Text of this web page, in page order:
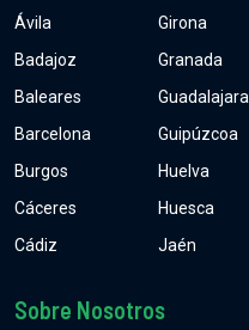
Ávila
Badajoz
Baleares
Barcelona
Burgos
Cáceres
Cádiz
Girona
Granada
Guadalajara
Guipúzcoa
Huelva
Huesca
Jaén
Sobre Nosotros